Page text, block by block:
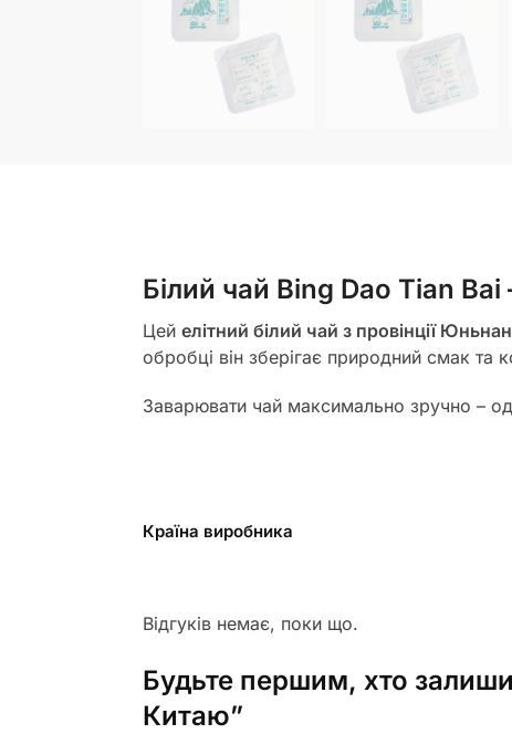
Білий чай Bing Dao Tian Bai
Цей елітний білий чай з провінції
обробці він зберігає природний смак та
Заварювати чай максимально зручно –
Країна виробника
Відгуків немає, поки що.
Будьте першим, хто
Китаю”